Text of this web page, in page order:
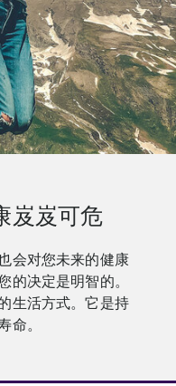
岌岌可危
会对您未来的健康
的决定是明智的。
生活方式。它是持
命。